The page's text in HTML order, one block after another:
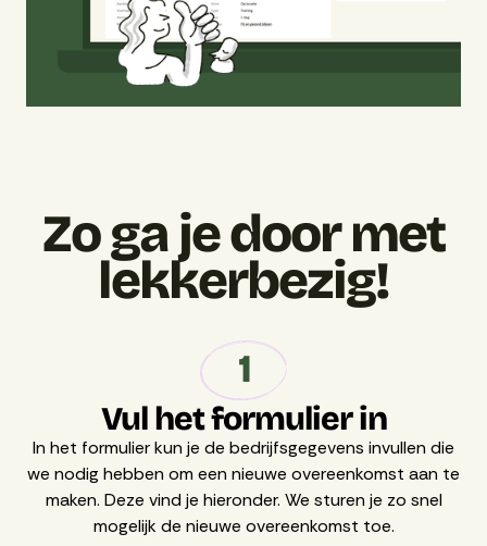
Zo ga je door met
lekkerbezig!
1
Vul het formulier in
In het formulier kun je de bedrijfsgegevens invullen die
we nodig hebben om een nieuwe overeenkomst aan te
maken. Deze vind je hieronder. We sturen je zo snel
mogelijk de nieuwe overeenkomst toe.